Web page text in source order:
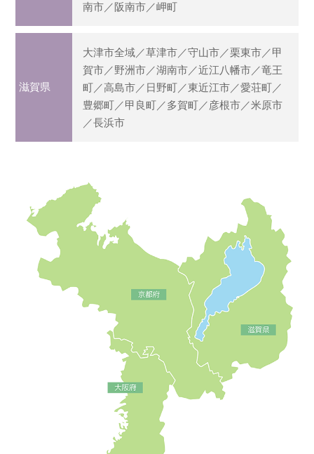
南市／阪南市／岬町
滋賀県
大津市全域／草津市／守山市／栗東市／甲
賀市／野洲市／湖南市／近江八幡市／竜王
町／高島市／日野町／東近江市／愛荘町／
豊郷町／甲良町／多賀町／彦根市／米原市
／長浜市